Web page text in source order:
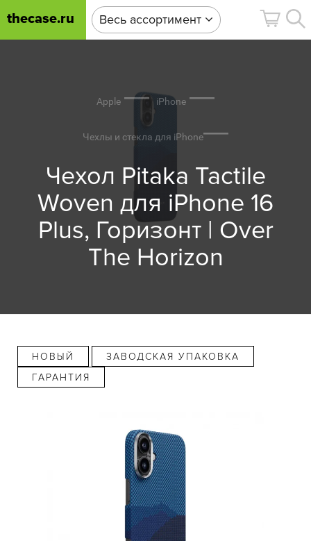
thecase.ru Весь ассортимент
Apple iPhone
Чехлы и стекла для iPhone
Чехол Pitaka Tactile
Woven для iPhone 16
Plus, Горизонт | Over
The Horizon
НОВЫЙ
ЗАВОДСКАЯ УПАКОВКА
ГАРАНТИЯ